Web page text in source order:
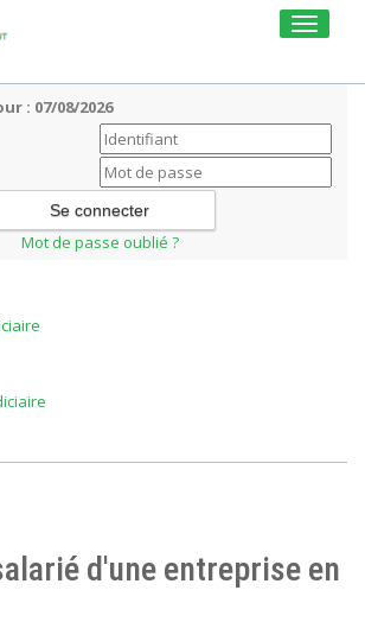
Toggle
: 07/08/2026
Mot de passe oublié ?
d'une entreprise en